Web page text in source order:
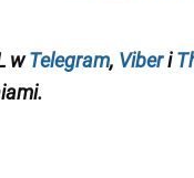
w Telegram, Viberi
.